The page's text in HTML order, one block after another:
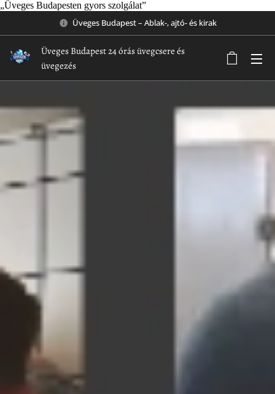
„Üveges Budapesten gyors szolgálat”
Üveges Budapest – Ablak-, ajtó- és kirak
Üveges Budapest 24 órás üvegcsere és
üvegezés